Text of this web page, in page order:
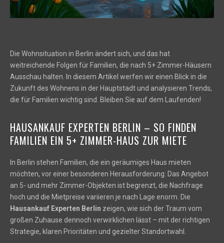
Die Wohnsituation in Berlin ändert sich, und das hat
weitreichende Folgen für Familien, die nach 5+ Zimmer-Häusern
Ausschau halten. In diesem Artikel werfen wir einen Blick in die
Zukunft des Wohnens in der Hauptstadt und analysieren Trends,
die für Familien wichtig sind. Bleiben Sie auf dem Laufenden!
HAUSANKAUF EXPERTEN BERLIN – SO FINDEN
FAMILIEN EIN 5+ ZIMMER-HAUS ZUR MIETE
In Berlin stehen Familien, die ein geräumiges Haus mieten
möchten, vor einer besonderen Herausforderung: Das Angebot
an 5- und mehr Zimmer-Objekten ist begrenzt, die Nachfrage
hoch und die Mietpreise variieren je nach Lage enorm. Die
Hausankauf Experten Berlin zeigen, wie sich der Traum vom
großen Zuhause dennoch verwirklichen lässt – mit der richtigen
Strategie, klaren Prioritäten und gezielter Standortwahl.